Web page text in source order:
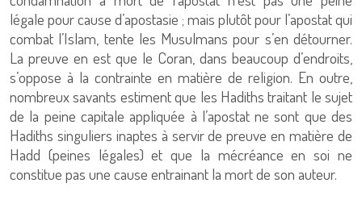
légale pour cause d’apostasie ; mais plutôt pour l’apostat qui
combat l’Islam, tente les Musulmans pour s’en détourner.
La preuve en est que le Coran, dans beaucoup d’endroits,
s’oppose à la contrainte en matière de religion. En outre,
nombreux savants estiment que les Hadiths traitant le sujet
de la peine capitale appliquée à l’apostat ne sont que des
Hadiths singuliers inaptes à servir de preuve en matière de
Hadd (peines légales) et que la mécréance en soi ne
constitue pas une cause entrainant la mort de son auteur.